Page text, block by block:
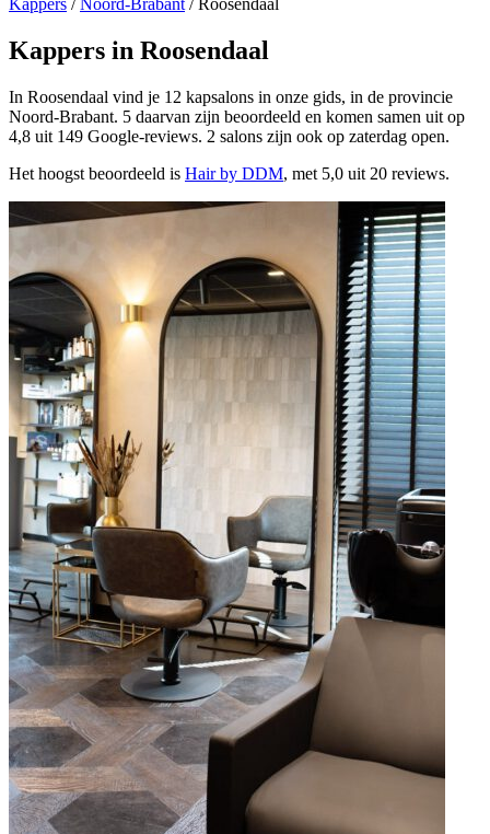
Kappers /Noord-Brabant /Roosendaal
Kappers in Roosendaal
In Roosendaal vind je 12 kapsalons in onze gids, in de provincie
Noord-Brabant. 5 daarvan zijn beoordeeld en komen samen uit op
4,8 uit 149 Google-reviews. 2 salons zijn ook op zaterdag open.
Het hoogst beoordeeld is Hair by DDM, met 5,0 uit 20 reviews.